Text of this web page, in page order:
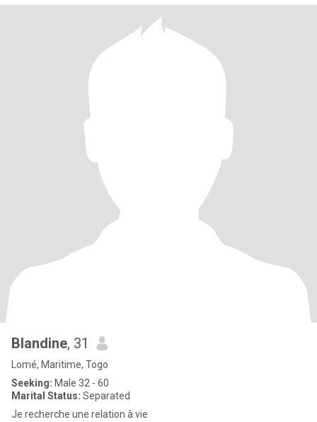
Blandine, 31
Lomé, Maritime, Togo
Seeking: Male 32 - 60
Marital Status: Separated
Je recherche une relation à vie